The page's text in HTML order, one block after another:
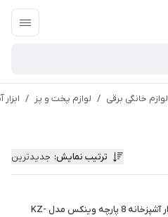
لوازم خانگی برقی / لوازم پخت و پز /
ترتیب نمایش: جدیدترین
سرویس ابزار آشپزخانه 8 پارچه وینکس مدل KZ-